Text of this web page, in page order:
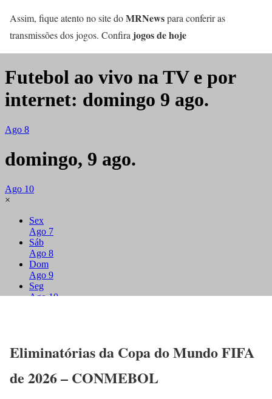
Assim, fique atento no site doMRNewspara conferir as
transmissões dos jogos. Confira jogos de hoje
Eliminatórias da Copa do Mundo FIFA
de 2026 – CONMEBOL